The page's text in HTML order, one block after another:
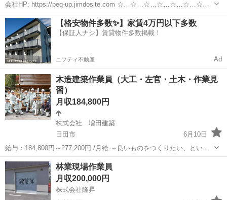
会社HP: https://peq-up.jimdosite.com ☆…☆…☆…☆…☆…☆…☆…
☆ \\塗装職人を目指そう// 色彩や配色センスが良くなったり、 建物に
関する知識が深まったり、 仕事の幅が...
大分 大分市 その他 未経験
【格安物件多数✨】家賃4万円以下多数
【保証人ナシ】賃貸物件多数掲載！
ニフティ不動産 Ad
木造建築作業員（大工・左官・土木・作業見
習）
月収184,800円
株式会社 増田建築
日田市
6月10日
給与：184,800円～277,200円 /月給 ～良いものをつくりたい、という
思いを一つに～ 創業60年の伝統の技術と最新機器の融合。 重労働を抑
えるため最新機器を導入し 男女ともに”職人を目指せる...
大分 日田市 大工 左官
林業現場作業員
月収200,000円
株式会社隆昇